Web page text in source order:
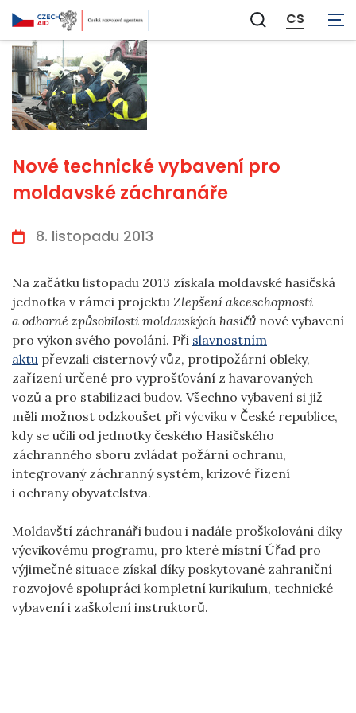
Zobrazit
vyhledávání
CS
Nové technické vybavení pro
moldavské záchranáře
8. listopadu 2013
Na začátku listopadu 2013 získala moldavské hasičská
jednotka v rámci projektu Zlepšení akceschopnosti
a odborné způsobilosti moldavských hasičů nové vybavení
pro výkon svého povolání. Při slavnostním
aktu převzali cisternový vůz, protipožární obleky,
zařízení určené pro vyprošťování z havarovaných
vozů a pro stabilizaci budov. Všechno vybavení si již
měli možnost odzkoušet při výcviku v České republice,
kdy se učili od jednotky českého Hasičského
záchranného sboru zvládat požární ochranu,
integrovaný záchranný systém, krizové řízení
i ochrany obyvatelstva.
Moldavští záchranáři budou i nadále proškolováni díky
výcvikovému programu, pro které místní Úřad pro
výjimečné situace získal díky poskytované zahraniční
rozvojové spolupráci kompletní kurikulum, technické
vybavení i zaškolení instruktorů.